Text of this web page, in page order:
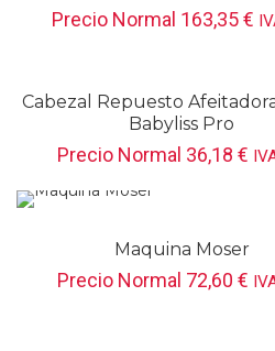
Precio Normal 163,35€
Cabezal Repuesto
Babyliss Pro
Precio Normal 36,18 €
Maquina Moser
Precio Normal 72,60 €